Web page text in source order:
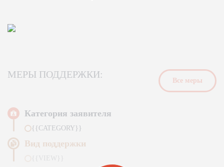
МЕРЫ ПОДДЕРЖКИ:
Bсе меры
Категория заявителя
{{CATEGORY}}
Вид поддержки